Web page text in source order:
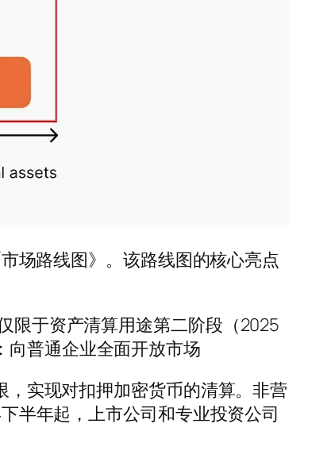
场路线图》。该路线图的核心亮点
限于资产清算用途第二阶段（2025
向普通企业全面开放市场
实现对扣押加密货币的清算。非营
半年起，上市公司和专业投资公司